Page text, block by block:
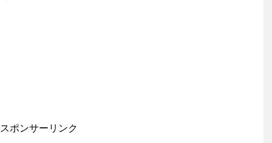
スポンサーリンク